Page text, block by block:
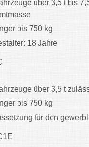
über 3,5 t bis
bis 750 kg
18 Jahre
über 3,5 t
bis 750 kg
für den